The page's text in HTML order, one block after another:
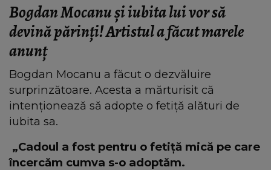
Bogdan Mocanu și iubita lui vor să
devină părinți! Artistul a făcut marele
anunț
Bogdan Mocanu a făcut o dezvăluire
surprinzătoare. Acesta a mărturisit că
intenționează să adopte o fetiță alături de
iubita sa.
„Cadoul a fost pentru o fetiță mică pe care
încercăm cumva s-o adoptăm.